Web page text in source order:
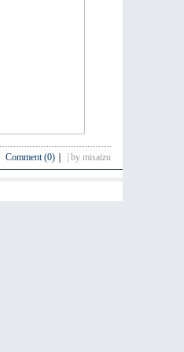
Comment (0) | by misaizu